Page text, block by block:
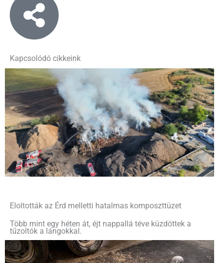
Kapcsolódó cikkeink
Eloltották az Érd melletti hatalmas komposzttüzet
Több mint egy héten át, éjt nappallá téve küzdöttek a
tűzoltók a lángokkal.